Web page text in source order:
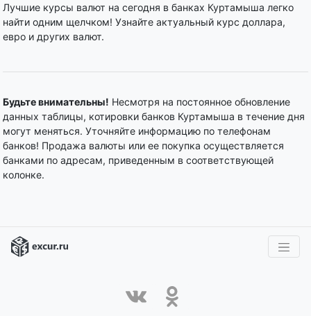
Лучшие курсы валют на сегодня в банках Куртамыша легко
найти одним щелчком! Узнайте актуальный курс доллара,
евро и других валют.
Будьте внимательны! Несмотря на постоянное обновление
данных таблицы, котировки банков Куртамыша в течение дня
могут меняться. Уточняйте информацию по телефонам
банков! Продажа валюты или ее покупка осуществляется
банками по адресам, приведенным в соответствующей
колонке.